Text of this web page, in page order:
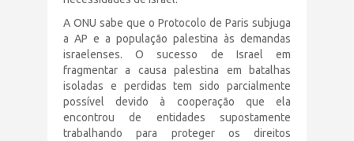
A ONU sabe que o Protocolo de Paris subjuga
a AP e a população palestina às demandas
israelenses. O sucesso de Israel em
fragmentar a causa palestina em batalhas
isoladas e perdidas tem sido parcialmente
possível devido à cooperação que ela
encontrou de entidades supostamente
trabalhando para proteger os direitos